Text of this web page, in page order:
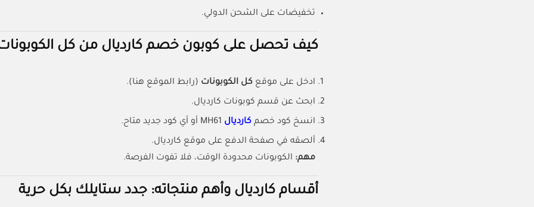
تخفيضات على الشحن الدولي.
كيف تحصل على كوبون خصم كارديال من كل
ادخل على موقع كل الكوبونات (رابط الموقع هنا).
ابحث عن قسم كوبونات كارديال.
انسخ كود خصم كارديال أو أي كود جديد متاح.
ألصقه في صفحة الدفع على موقع كارديال.
مهم: الكوبونات محدودة الوقت، فلا تفوت الفرصة.
أقسام كارديال وأهم منتجاته: جدد ستايلك بكل حرية